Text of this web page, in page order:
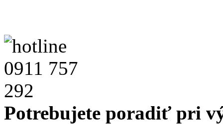
Potrebujete poradiť pri